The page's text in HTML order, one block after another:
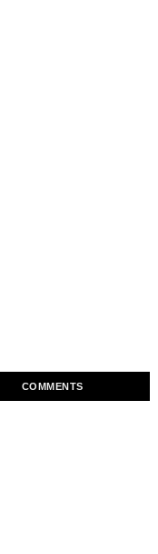
COMMENTS